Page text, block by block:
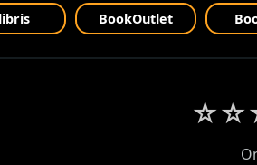
BookOutlet
☆☆